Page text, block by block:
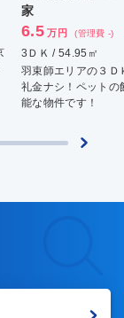
ＤＫ！ 敷金、
の飼育相談が可
7.5
駅
ビ